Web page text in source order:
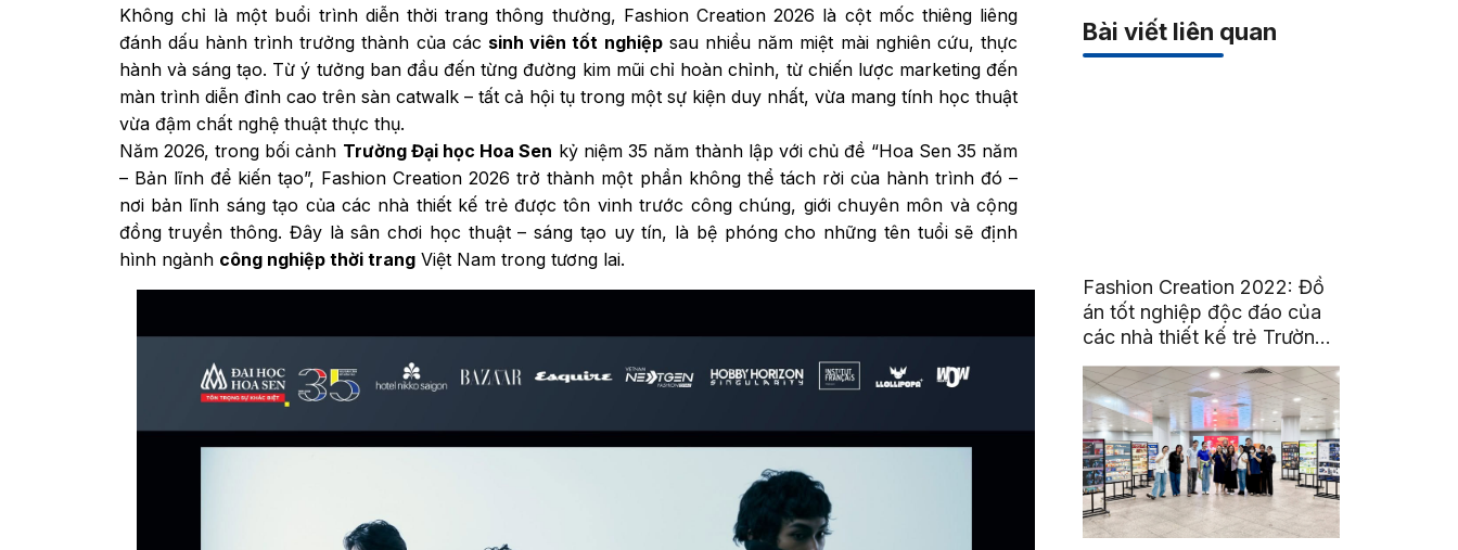
Không chỉ là một buổi trình diễn thời trang thông thường, Fashion Creation 2026 là cột mốc thiêng liêng
đánh dấu hành trình trưởng thành của các sinh viên tốt nghiệpsau nhiều năm miệt mài nghiên cứu, thực
hành và sáng tạo. Từ ý tưởng ban đầu đến từng đường kim mũi chỉ hoàn chỉnh, từ chiến lược marketing đến
màn trình diễn đỉnh cao trên sàn catwalk – tất cả hội tụ trong một sự kiện duy nhất, vừa mang tính học thuật
vừa đậm chất nghệ thuật thực thụ.
Năm 2026, trong bối cảnh Trường Đại học Hoa Sen kỷ niệm 35 năm thành lập với chủ đề “Hoa Sen 35 năm
– Bản lĩnh để kiến tạo”, Fashion Creation 2026 trở thành một phần không thể tách rời của hành trình đó –
nơi bản lĩnh sáng tạo của các nhà thiết kế trẻ được tôn vinh trước công chúng, giới chuyên môn và cộng
đồng truyền thông. Đây là sân chơi học thuật – sáng tạo uy tín, là bệ phóng cho những tên tuổi sẽ định
hình ngành công nghiệp thời trangViệt Nam trong tương lai.
Bài viết liên quan
Fashion Creation 2022: Đồ
án tốt nghiệp độc đáo của
các nhà thiết kế trẻ Trường
Đại Học Hoa Sen